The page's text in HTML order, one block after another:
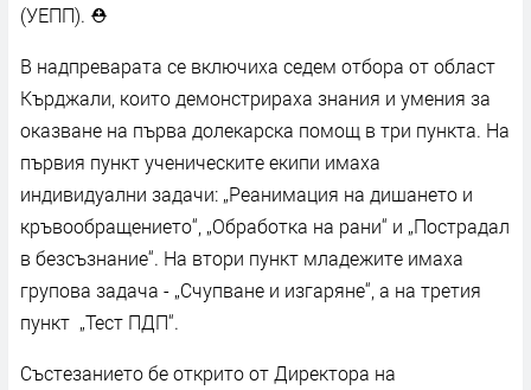
(УЕПП). ⛑
В надпреварата се включиха седем отбора от област
Кърджали, които демонстрираха знания и умения за
оказване на първа долекарска помощ в три пункта. На
първия пункт ученическите екипи имаха
индивидуални задачи: „Реанимация на дишането и
кръвообращението“, „Обработка на рани“ и „Пострадал
в безсъзнание“. На втори пункт младежите имаха
групова задача - „Счупване и изгаряне“, а на третия
пункт „Тест ПДП“.
Състезанието бе открито от Директора на